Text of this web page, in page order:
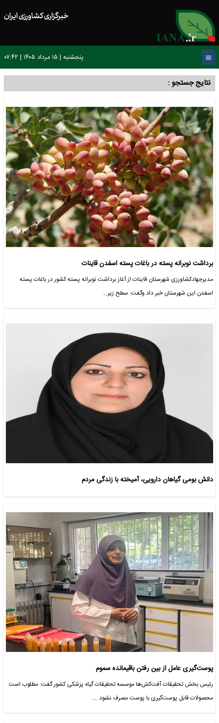
خبرگزاری کشاورزی ایران
پنجشنبه | ۱۵ مرداد ۱۴۰۵ | ۰۷:۴۲
نتایج جستجو :
برداشت نوبرانه پسته در باغات پسته اسفدن قاینات
مدیرجهادکشاورزی شهرستان قاینات از آغاز برداشت نوبرانه پسته کشور در باغات پسته
اسفدن این شهرستان خبر داد وگفت: سطح زیر…
دانش بومی گیاهان دارویی، آمیخته با زندگی مردم
پوست‌گیری عامل از بین رفتن باقیمانده سموم
رئیس بخش تحقیقات آفت‌کش‌ها موسسه تحقیقات گیاه پزشکی کشور گفت: مطلوب است
محصولات قابل پوست‌گیری با پوست مصرف نشود .…